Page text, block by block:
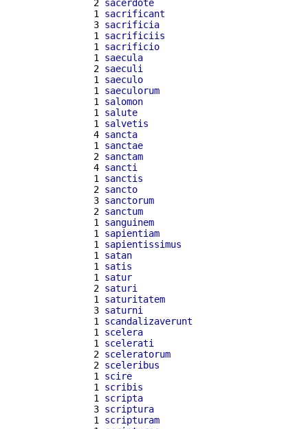
  2
sacerdote
  1
sacrificant
  3
sacrificia
  1
sacrificiis
  1
sacrificio
  1
saecula
  2
saeculi
  1
saeculo
  1
saeculorum
  1
salomon
  1
salute
  1
salvetis
  4
sancta
  1
sanctae
  2
sanctam
  4
sancti
  1
sanctis
  2
sancto
  3
sanctorum
  2
sanctum
  1
sanguinem
  1
sapientiam
  1
sapientissimus
  1
satan
  1
satis
  1
satur
  2
saturi
  1
saturitatem
  3
saturni
  1
scandalizaverunt
  1
scelera
  1
scelerati
  2
sceleratorum
  2
sceleribus
  1
scire
  1
scribis
  1
scripta
  3
scriptura
  1
scripturam